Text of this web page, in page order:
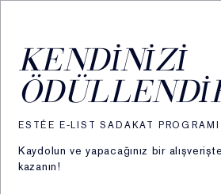
İçerik
KENDINIZI
ESTÉE E-LIST SADAKAT PROGRAMI
Kaydolun ve yapacağınız bir
kazanın!